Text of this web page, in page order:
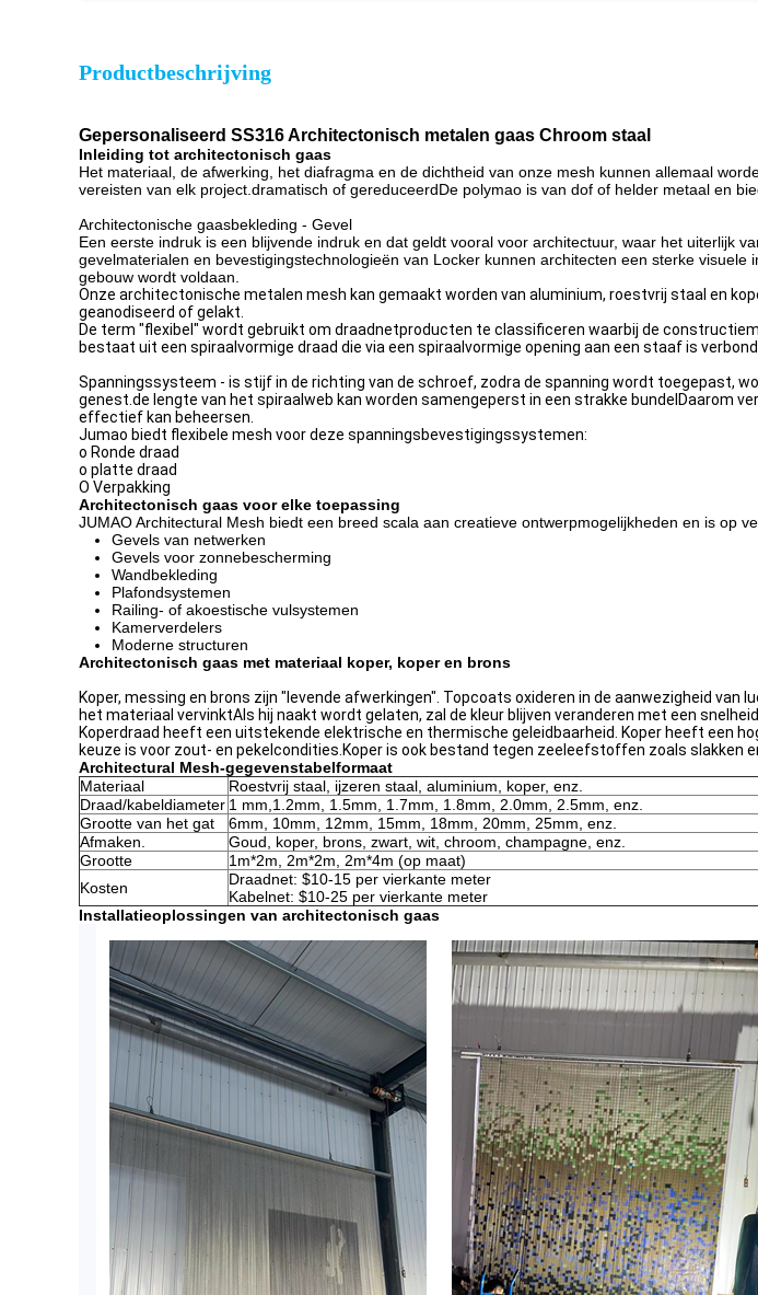
Productbeschrijving
Gepersonaliseerd SS316 Architectonisch metalen gaas Chroom staal
Inleiding tot architectonisch gaas
Het materiaal, de afwerking, het diafragma en de dichtheid van onze mesh kunnen allemaal
vereisten van elk project.dramatisch of gereduceerdDe polymao is van dof of helder metaal en
Architectonische gaasbekleding - Gevel
Een eerste indruk is een blijvende indruk en dat geldt vooral voor architectuur, waar het uiterlijk
gevelmaterialen en bevestigingstechnologieën van Locker kunnen architecten een sterke
gebouw wordt voldaan.
Onze architectonische metalen mesh kan gemaakt worden van aluminium, roestvrij staal en
geanodiseerd of gelakt.
De term "flexibel" wordt gebruikt om draadnetproducten te classificeren waarbij de
bestaat uit een spiraalvormige draad die via een spiraalvormige opening aan een staaf is
Spanningssysteem - is stijf in de richting van de schroef, zodra de spanning wordt toegepast,
genest.de lengte van het spiraalweb kan worden samengeperst in een strakke bundelDaarom
effectief kan beheersen.
Jumao biedt flexibele mesh voor deze spanningsbevestigingssystemen:
o Ronde draad
o platte draad
O Verpakking
Architectonisch gaas voor elke toepassing
JUMAO Architectural Mesh biedt een breed scala aan creatieve ontwerpmogelijkheden en is op
Gevels van netwerken
Gevels voor zonnebescherming
Wandbekleding
Plafondsystemen
Railing- of akoestische vulsystemen
Kamerverdelers
Moderne structuren
Architectonisch gaas met materiaal koper, koper en brons
Koper, messing en brons zijn "levende afwerkingen". Topcoats oxideren in de aanwezigheid
het materiaal vervinktAls hij naakt wordt gelaten, zal de kleur blijven veranderen met een
Koperdraad heeft een uitstekende elektrische en thermische geleidbaarheid. Koper heeft een
keuze is voor zout- en pekelcondities.Koper is ook bestand tegen zeeleefstoffen zoals slakken
Architectural Mesh-gegevenstabelformaat
Materiaal
Roestvrij staal, ijzeren staal, aluminium, koper, enz.
Draad/kabeldiameter 1 mm,1.2mm, 1.5mm, 1.7mm, 1.8mm, 2.0mm, 2.5mm, enz.
Grootte van het gat
6mm, 10mm, 12mm, 15mm, 18mm, 20mm, 25mm, enz.
Afmaken.
Goud, koper, brons, zwart, wit, chroom, champagne, enz.
Grootte
1m*2m, 2m*2m, 2m*4m (op maat)
Kosten
Draadnet: $10-15 per vierkante meter
Kabelnet: $10-25 per vierkante meter
Installatieoplossingen van architectonisch gaas